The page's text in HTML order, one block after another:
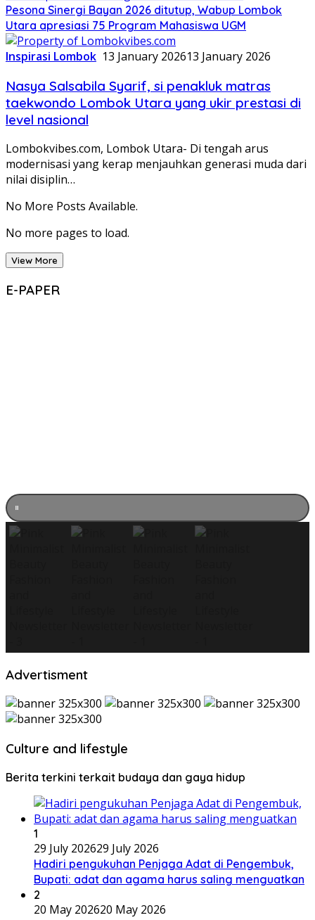
Pesona Sinergi Bayan 2026 ditutup, Wabup Lombok
Utara apresiasi 75 Program Mahasiswa UGM
Inspirasi Lombok 13 January 202613 January 2026
Nasya Salsabila Syarif, si penakluk matras
taekwondo Lombok Utara yang ukir prestasi di
level nasional
Lombokvibes.com, Lombok Utara- Di tengah arus
modernisasi yang kerap menjauhkan generasi muda dari
nilai disiplin…
No More Posts Available.
No more pages to load.
View More
E-PAPER
Advertisment
Culture and lifestyle
Berita terkini terkait budaya dan gaya hidup
1
29 July 202629 July 2026
Hadiri pengukuhan Penjaga Adat di Pengembuk,
Bupati: adat dan agama harus saling menguatkan
2
20 May 202620 May 2026